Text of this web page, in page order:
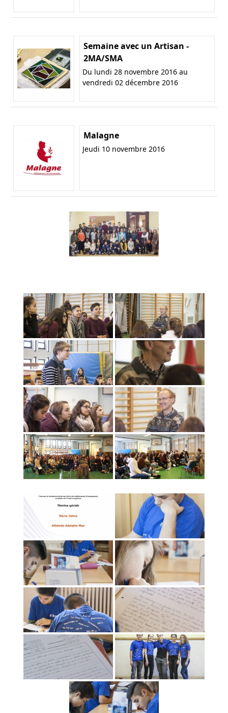
Semaine avec un Artisan -
2MA/SMA
Du lundi 28 novembre 2016 au
vendredi 02 décembre 2016
Malagne
Jeudi 10 novembre 2016